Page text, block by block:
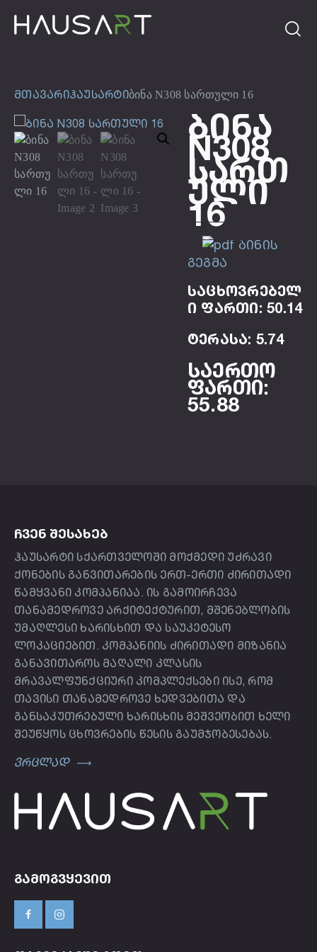
მთავარიჰაუსარტიბინა N308 სართული 16
Ბინა
N308
Სართ
Ული
16
ბინის
გეგმა
საცხოვრებელ
ი ფართი: 50.14
ტერასა: 5.74
საერთო
ფართი:
55.88
ᲩᲕᲔᲜ ᲨᲔᲡᲐᲮᲔᲑ
ჰაუსარტი სქართველოში მოქმედი უძრავი
ქონების განვითარების ერთ-ერთი ძირითადი
წამყვანი კომპანიაა. ის გამოირჩევა
თანამედროვე არქიტექტურით, მშენებლობის
უმაღლესი ხარისხით და საუკეტესო
ლოკაციებით. კომპანიის ძირითადი მიზანია
განავითაროს მაღალი კლასის
მრავალფუნქციური კომპლექსები ისე, რომ
თავისი თანამედროვე ხედვებითა და
განსაკუთრებული ხარისხის მეშვეობით ხელი
შეუწყოს ცხოვრების წესის გაუმჯობესებას.
ვრცლად
ᲒᲐᲛᲝᲒᲕᲧᲔᲕᲘᲗ